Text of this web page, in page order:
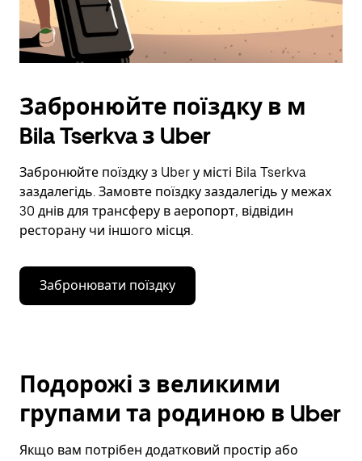
Забронюйте поїздку в м
Bila Tserkva з Uber
Забронюйте поїздку з Uber у місті Bila Tserkva
заздалегідь. Замовте поїздку заздалегідь у межах
30 днів для трансферу в аеропорт, відвідин
ресторану чи іншого місця.
Забронювати поїздку
Подорожі з великими
групами та родиною в Uber
Якщо вам потрібен додатковий простір або